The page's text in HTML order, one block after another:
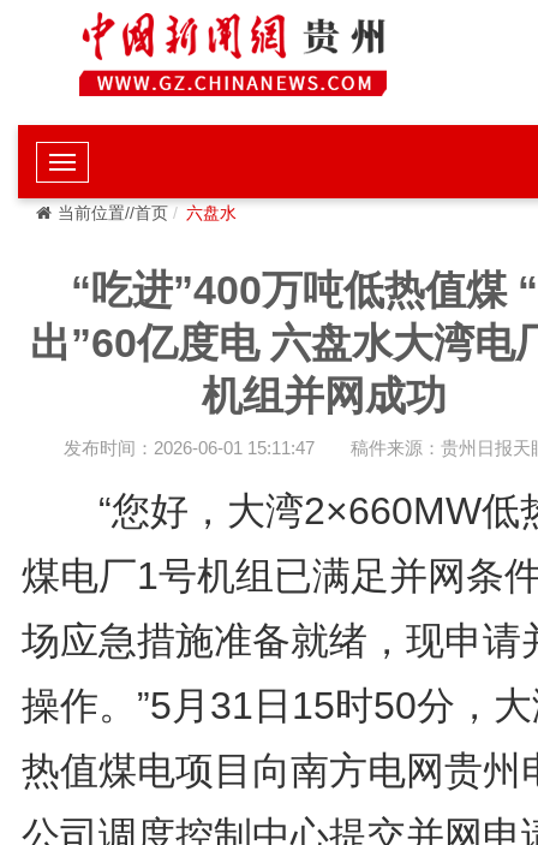
当前位置//首页 六盘水
“吃进”400万吨低热值煤
出”60亿度电 六盘水大湾电
机组并网成功
发布时间：2026-06-01 15:11:47 稿件来源：贵州日报天
“您好，大湾2×660MW低
煤电厂1号机组已满足并网条
场应急措施准备就绪，现申请
操作。”5月31日15时50分，
热值煤电项目向南方电网贵州
公司调度控制中心提交并网申